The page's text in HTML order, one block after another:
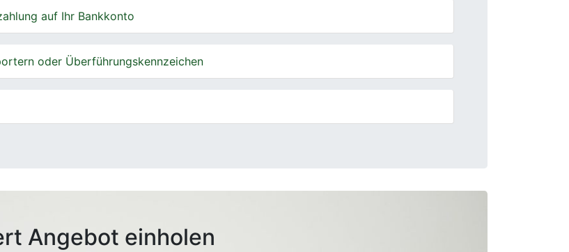
auf Ihr Bankkonto
oder Überführungskennzeichen
Angebot einholen